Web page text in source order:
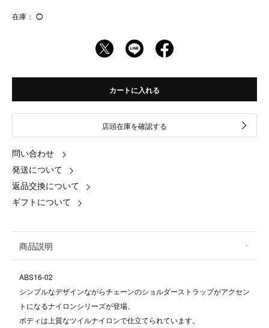
在庫： ◯
カートに入れる
店頭在庫を確認する
問い合わせ
発送について
返品交換について
ギフトについて
商品説明
ABS16-02
シンプルなデザインながらチェーンのショルダーストラップがアクセン
トになるナイロンシリーズが登場。
ボディは上質なツイルナイロンで仕立てられています。